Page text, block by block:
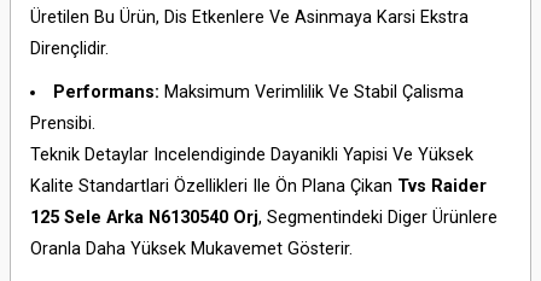
Üretilen Bu Ürün, Dis Etkenlere Ve Asinmaya Karsi Ekstra
Dirençlidir.
Performans: Maksimum Verimlilik Ve Stabil Çalisma
Prensibi.
Teknik Detaylar Incelendiginde Dayanikli Yapisi Ve Yüksek
Kalite Standartlari Özellikleri Ile Ön Plana Çikan Tvs Raider
125 Sele Arka N6130540 Orj, Segmentindeki Diger Ürünlere
Oranla Daha Yüksek Mukavemet Gösterir.